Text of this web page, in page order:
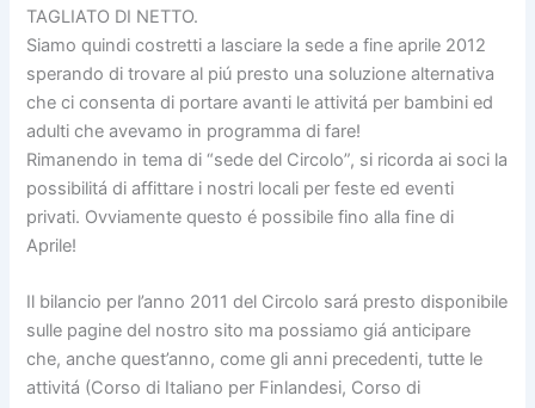
TAGLIATO DI NETTO.
Siamo quindi costretti a lasciare la sede a fine aprile 2012
sperando di trovare al piú presto una soluzione alternativa
che ci consenta di portare avanti le attivitá per bambini ed
adulti che avevamo in programma di fare!
Rimanendo in tema di “sede del Circolo”, si ricorda ai soci la
possibilitá di affittare i nostri locali per feste ed eventi
privati. Ovviamente questo é possibile fino alla fine di
Aprile!
Il bilancio per l’anno 2011 del Circolo sará presto disponibile
sulle pagine del nostro sito ma possiamo giá anticipare
che, anche quest’anno, come gli anni precedenti, tutte le
attivitá (Corso di Italiano per Finlandesi, Corso di